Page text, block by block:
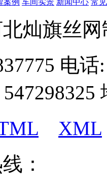
案例 车间实景 新闻中心 常
灿旗丝
电
XML
：